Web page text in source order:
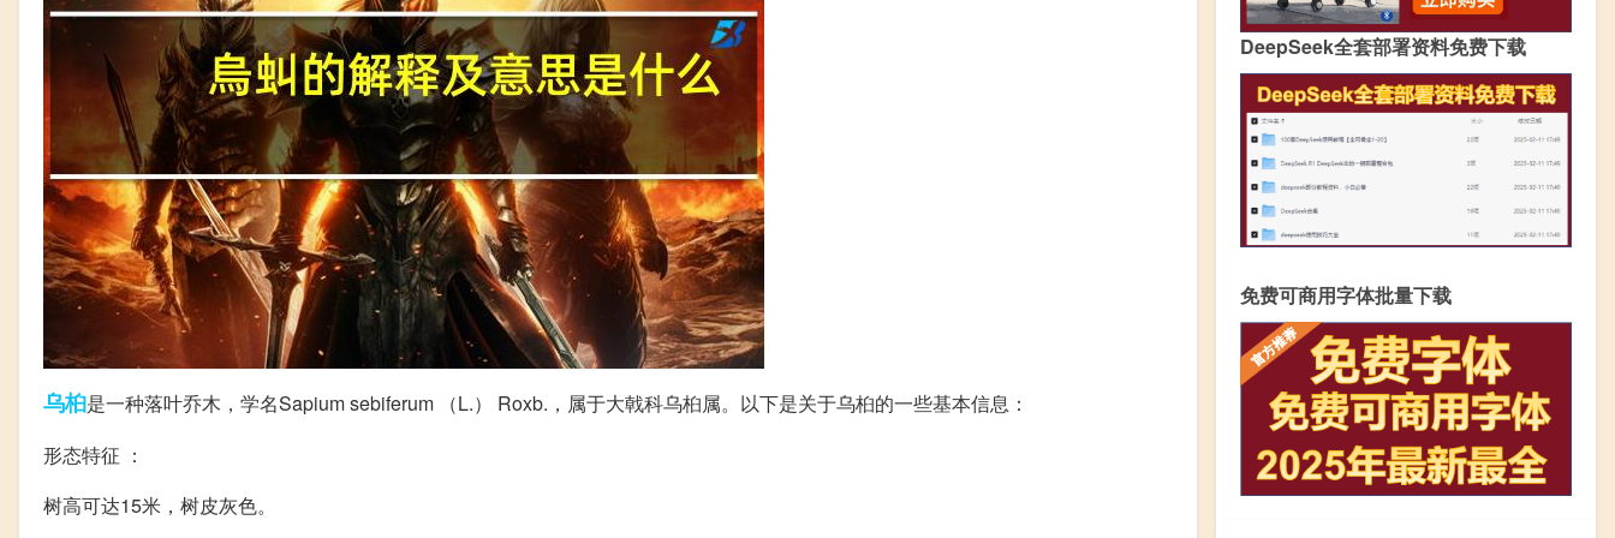
乌桕是一种落叶乔木，学名Sapium sebiferum （L.） Roxb.，属于大戟科乌桕属。以下是关于乌桕的一些基本信息：
形态特征 ：
树高可达15米，树皮灰色。
DeepSeek全套部署资料免费下载
免费可商用字体批量下载